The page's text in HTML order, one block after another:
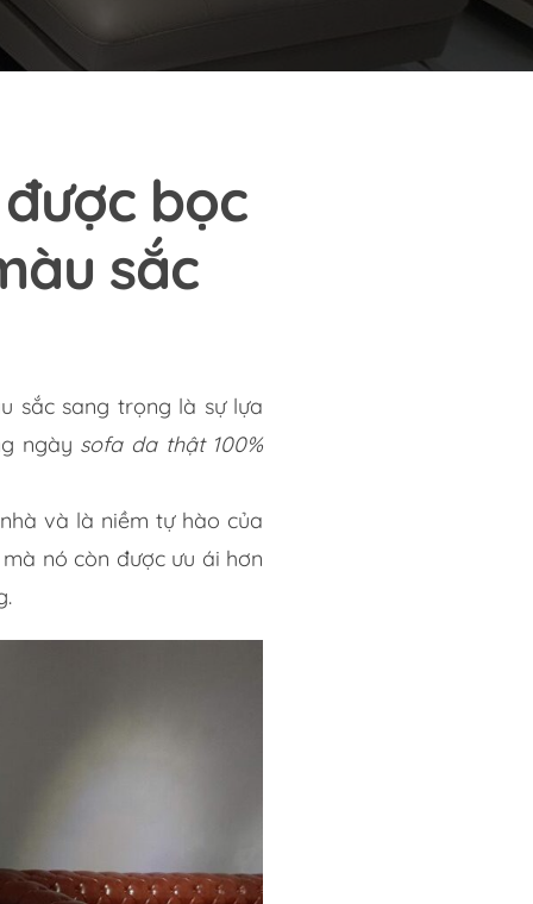
bọc
sắc
sắc sang trọng là sự lựa
ngày sofa da thật 100%
và là niềm tự hào của
nó còn được ưu ái hơn